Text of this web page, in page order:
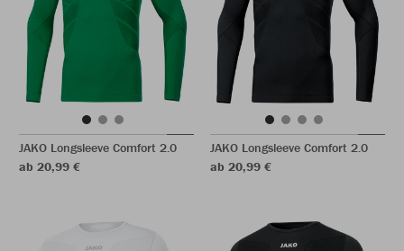
JAKO Longsleeve Comfort 2.0
ab 20,99 €
JAKO Longsleeve Comfort 2.0
ab 20,99 €